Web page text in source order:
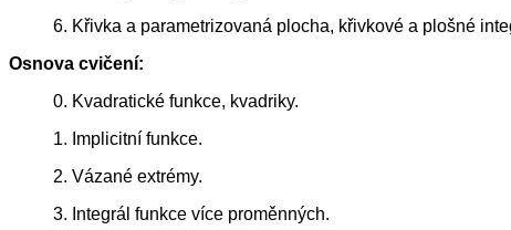
6. Křivka a parametrizovaná plocha, křivkové a plošné
Osnova cvičení:
0. Kvadratické funkce, kvadriky.
1. Implicitní funkce.
2. Vázané extrémy.
3. Integrál funkce více proměnných.